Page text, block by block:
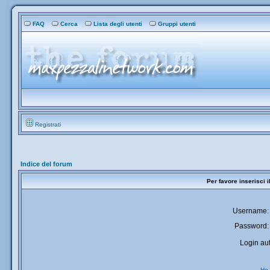
FAQ Cerca Lista degli utenti Gruppi utenti
Registrati
Indice del forum
Per favore inserisci
Username:
Password:
Login